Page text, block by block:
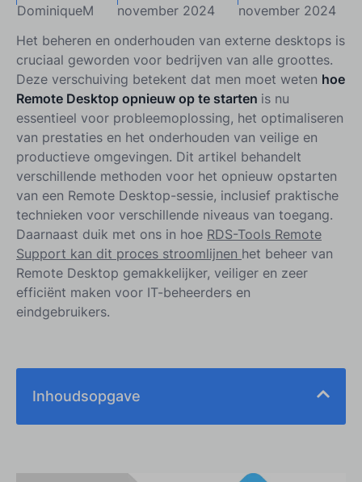
DominiqueM
november 2024
november 2024
Het beheren en onderhouden van externe desktops is
cruciaal geworden voor bedrijven van alle groottes.
Deze verschuiving betekent dat men moet weten hoe
Remote Desktop opnieuw op te starten is nu
essentieel voor probleemoplossing, het optimaliseren
van prestaties en het onderhouden van veilige en
productieve omgevingen. Dit artikel behandelt
verschillende methoden voor het opnieuw opstarten
van een Remote Desktop-sessie, inclusief praktische
technieken voor verschillende niveaus van toegang.
Daarnaast duik met ons in hoe RDS-Tools Remote
Support kan dit proces stroomlijnen het beheer van
Remote Desktop gemakkelijker, veiliger en zeer
efficiënt maken voor IT-beheerders en
eindgebruikers.
Inhoudsopgave